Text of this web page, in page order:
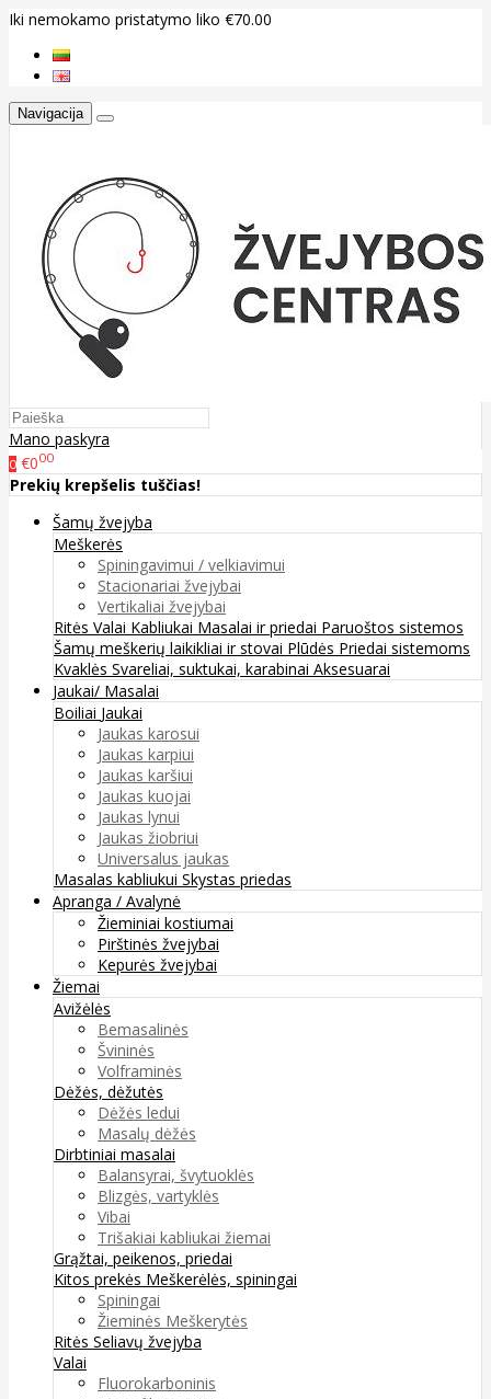
Iki nemokamo pristatymo liko €70.00
Navigacija
Mano paskyra
0 €000
Prekių krepšelis tuščias!
Šamų žvejyba
Meškerės
Spiningavimui / velkiavimui
Stacionariai žvejybai
Vertikaliai žvejybai
Ritės Valai Kabliukai Masalai ir priedai Paruoštos sistemos
Šamų meškerių laikikliai ir stovai Plūdės Priedai sistemoms
Kvaklės Svareliai, suktukai, karabinai Aksesuarai
Jaukai/ Masalai
Boiliai Jaukai
Jaukas karosui
Jaukas karpiui
Jaukas karšiui
Jaukas kuojai
Jaukas lynui
Jaukas žiobriui
Universalus jaukas
Masalas kabliukui Skystas priedas
Apranga / Avalynė
Žieminiai kostiumai
Pirštinės žvejybai
Kepurės žvejybai
Žiemai
Avižėlės
Bemasalinės
Švininės
Volframinės
Dėžės, dėžutės
Dėžės ledui
Masalų dėžės
Dirbtiniai masalai
Balansyrai, švytuoklės
Blizgės, vartyklės
Vibai
Trišakiai kabliukai žiemai
Grąžtai, peikenos, priedai
Kitos prekės Meškerėlės, spiningai
Spiningai
Žieminės Meškerytės
Ritės Seliavų žvejyba
Valai
Fluorokarboninis